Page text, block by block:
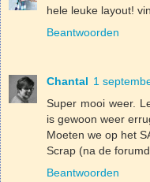
hele leuke layout!
Beantwoorden
Chantal 1
Super mooi weer.
is gewoon weer
Moeten we op het
Scrap (na de
Beantwoorden